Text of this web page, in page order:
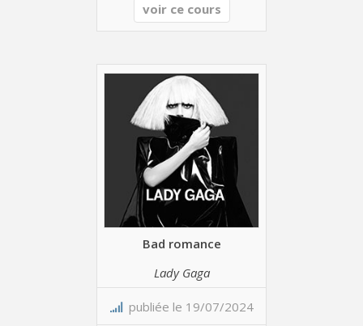
voir ce cours
Bad romance
Lady Gaga
publiée le 19/07/2024